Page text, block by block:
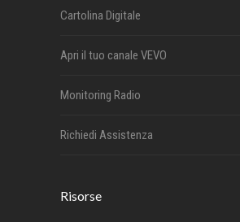
Cartolina Digitale
Apri il tuo canale VEVO
Monitoring Radio
Richiedi Assistenza
Risorse